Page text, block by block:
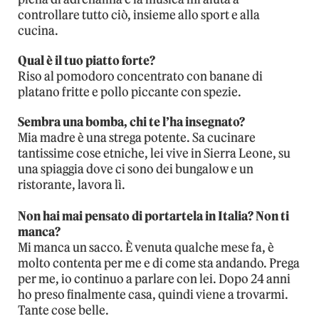
controllare tutto ciò, insieme allo sport e alla
cucina.
Qual è il tuo piatto forte?
Riso al pomodoro concentrato con banane di
platano fritte e pollo piccante con spezie.
Sembra una bomba, chi te l’ha insegnato?
Mia madre è una strega potente. Sa cucinare
tantissime cose etniche, lei vive in Sierra Leone, su
una spiaggia dove ci sono dei bungalow e un
ristorante, lavora lì.
Non hai mai pensato di portartela in Italia? Non ti
manca?
Mi manca un sacco. È venuta qualche mese fa, è
molto contenta per me e di come sta andando. Prega
per me, io continuo a parlare con lei. Dopo 24 anni
ho preso finalmente casa, quindi viene a trovarmi.
Tante cose belle.